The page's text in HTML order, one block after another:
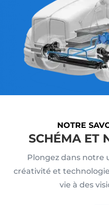
NOTRE
SCHÉMA ET
Plongez dans notre
créativité et
vie à des